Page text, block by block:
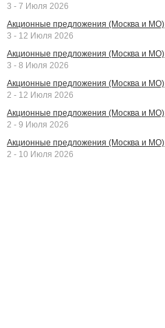
3 - 7 Июля 2026
Акционные предложения (Москва и МО)
3 - 12 Июля 2026
Акционные предложения (Москва и МО)
3 - 8 Июля 2026
Акционные предложения (Москва и МО)
2 - 12 Июля 2026
Акционные предложения (Москва и МО)
2 - 9 Июля 2026
Акционные предложения (Москва и МО)
2 - 10 Июля 2026